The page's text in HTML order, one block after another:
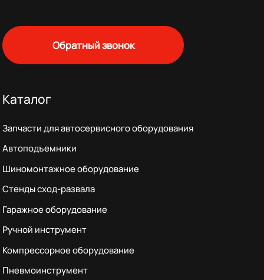
Обратный звонок
Каталог
Запчасти для автосервисного оборудования
Автоподъемники
Шиномонтажное оборудование
Стенды сход-развала
Гаражное оборудование
Ручной инструмент
Компрессорное оборудование
Пневмоинструмент